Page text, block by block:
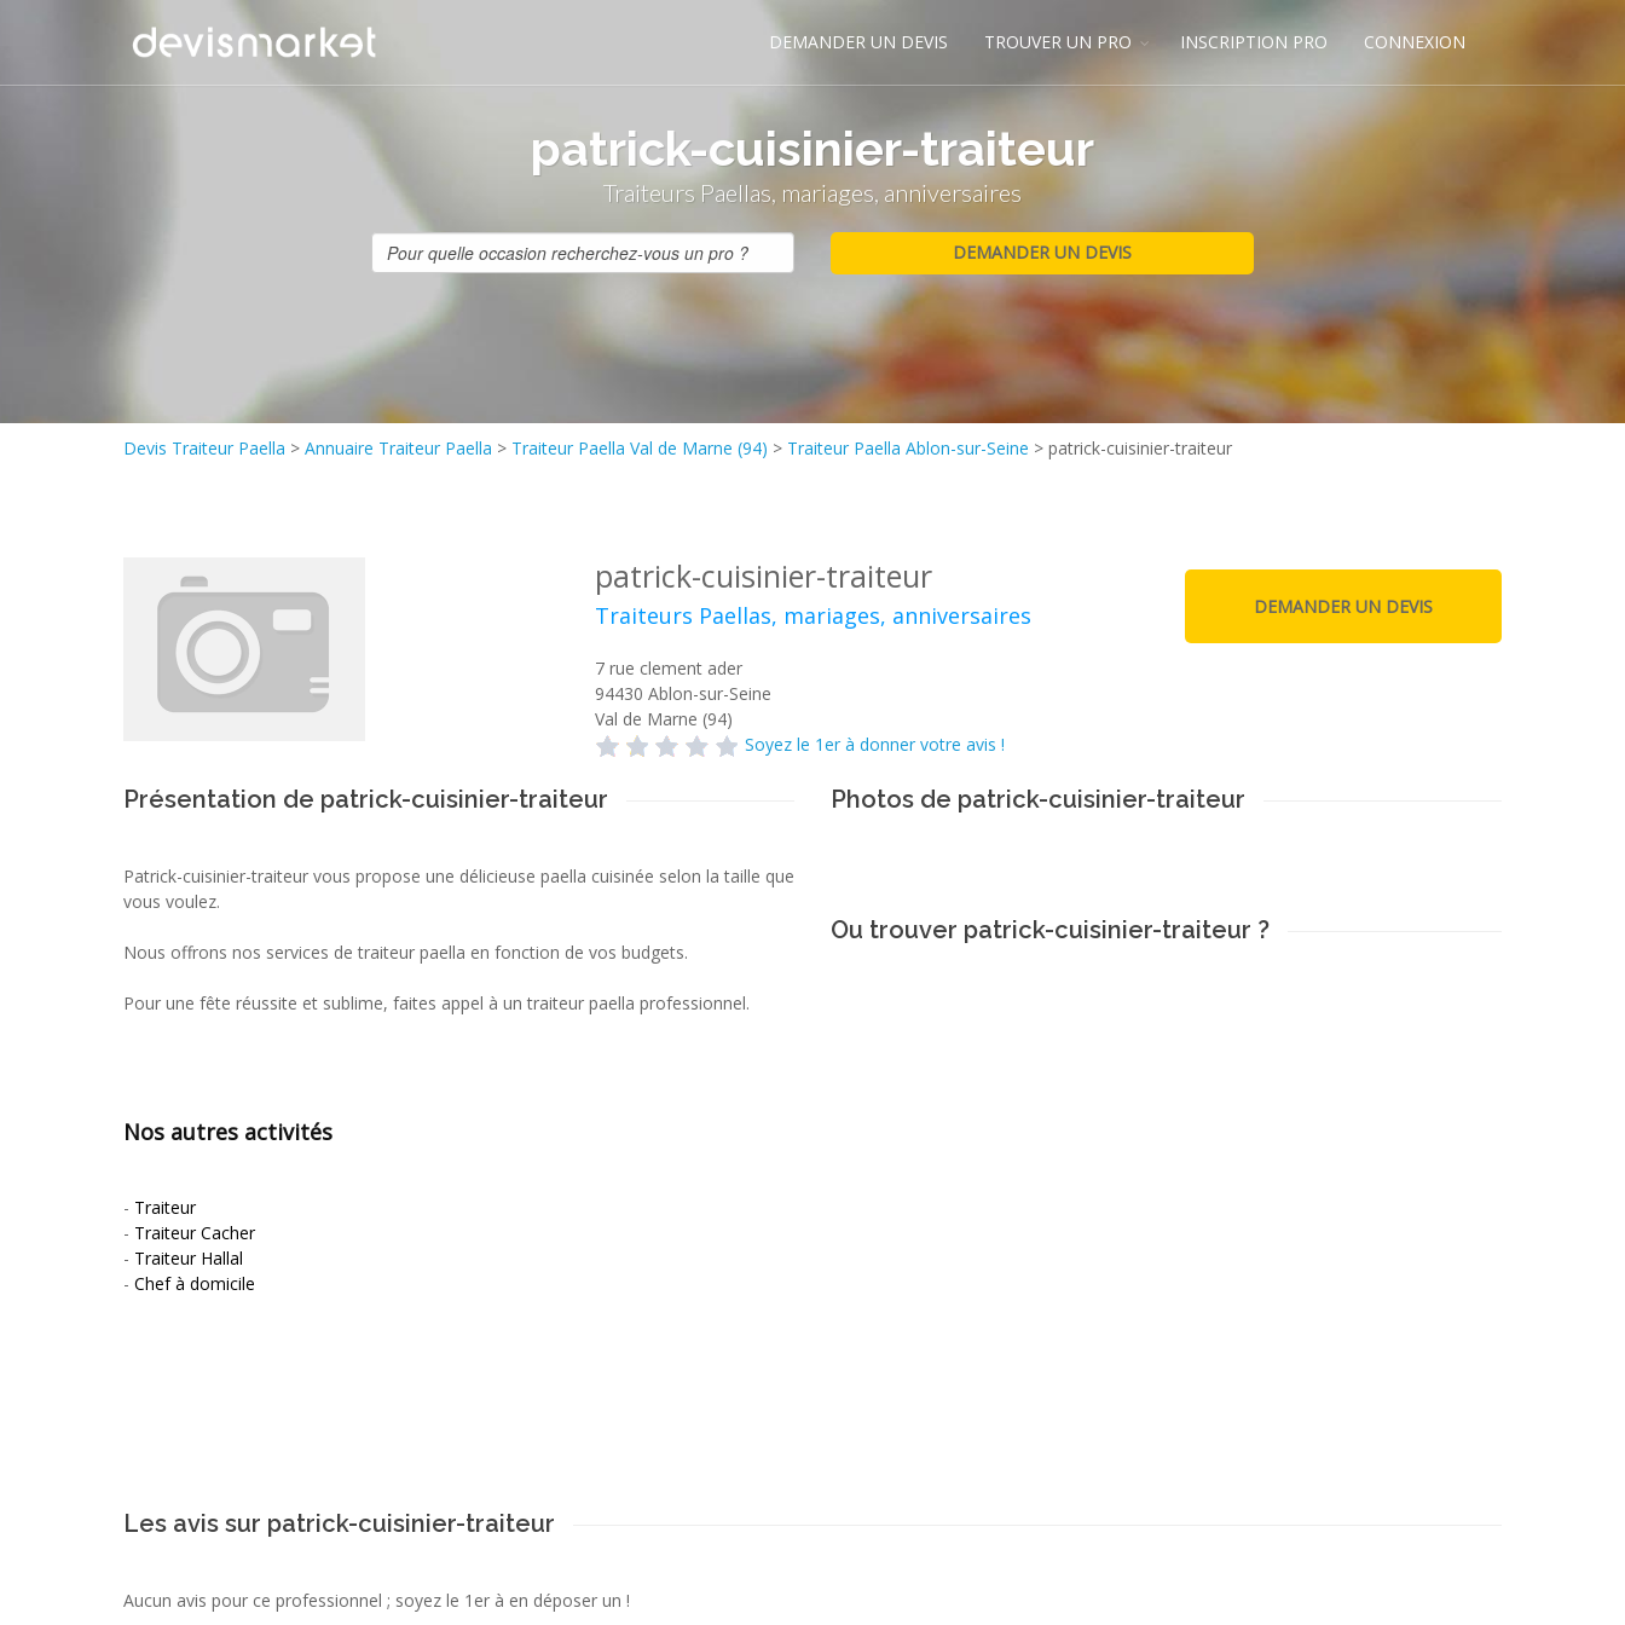
DEMANDER UN DEVIS TROUVER UN PRO INSCRIPTION PRO CONNEXION
patrick-cuisinier-traiteur
Traiteurs Paellas, mariages, anniversaires
Devis Traiteur Paella > Annuaire Traiteur Paella > Traiteur Paella Val de Marne (94) > Traiteur Paella Ablon-sur-Seine > patrick-cuisinier-traiteur
patrick-cuisinier-traiteur
Traiteurs Paellas, mariages, anniversaires
7 rue clement ader
94430 Ablon-sur-Seine
Val de Marne (94)
Soyez le 1er à donner votre avis !
Présentation de patrick-cuisinier-traiteur
Patrick-cuisinier-traiteur vous propose une délicieuse paella cuisinée selon la taille que
vous voulez.
Nous offrons nos services de traiteur paella en fonction de vos budgets.
Pour une fête réussite et sublime, faites appel à un traiteur paella professionnel.
Nos autres activités
- Traiteur
- Traiteur Cacher
- Traiteur Hallal
- Chef à domicile
Photos de patrick-cuisinier-traiteur
Ou trouver patrick-cuisinier-traiteur ?
Les avis sur patrick-cuisinier-traiteur
Aucun avis pour ce professionnel ; soyez le 1er à en déposer un !